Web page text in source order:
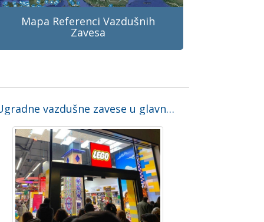
Mapa Referenci Vazdušnih
Zavesa
Ugradne vazdušne zavese u glavnoj prodavnici LEGO u Barseloni